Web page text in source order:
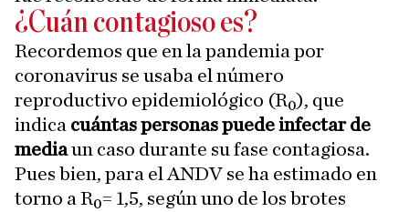
¿Cuán contagioso es?
Recordemos que en la pandemia por
coronavirus se usaba el número
reproductivo epidemiológico (R₀), que
indica cuántas personas puede infectar de
mediaun caso durante su fase contagiosa.
Pues bien, para el ANDV se ha estimado en
torno a R₀= 1,5, según uno de los brotes